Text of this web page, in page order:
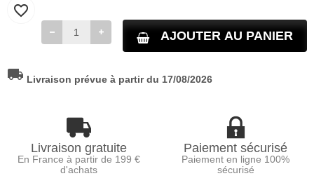
AJOUTER AU PANIER
favorite_border
local_shipping Livraison prévue à partir du 17/08/2026
Livraison gratuite
En France à partir de 199 €
d'achats
Paiement sécurisé
Paiement en ligne 100%
sécurisé